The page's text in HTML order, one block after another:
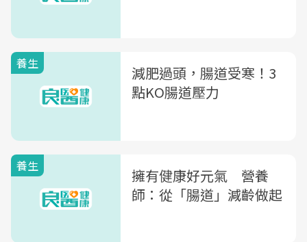
養生
減肥過頭，腸道受寒！3
點KO腸道壓力
養生
擁有健康好元氣 營養
師：從「腸道」減齡做起